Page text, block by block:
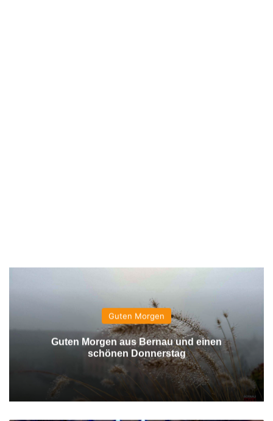
Guten Morgen
Guten Morgen aus Bernau und einen
schönen Donnerstag